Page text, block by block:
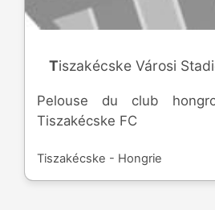
Tiszakécske Városi
Pelouse du club
Tiszakécske FC
Tiszakécske - Hongrie